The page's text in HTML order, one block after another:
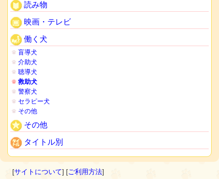
読み物
映画・テレビ
働く犬
盲導犬
介助犬
聴導犬
救助犬
警察犬
セラピー犬
その他
その他
タイトル別
[サイトについて] [ご利用方法]